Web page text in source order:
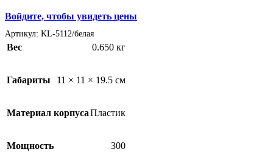
Войдите, чтобы увидеть цены
Артикул: KL-5112/белая
Вес 0.650 кг
Габариты 11 × 11 × 19.5 см
Материал корпусаПластик
Мощность 300